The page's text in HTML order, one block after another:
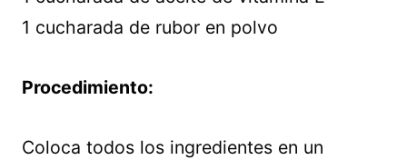
1 cucharada de rubor en polvo
Procedimiento:
Coloca todos los ingredientes en un